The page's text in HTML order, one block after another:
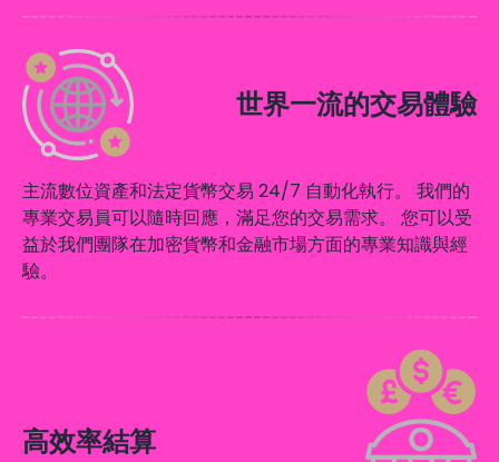
世界一流的交易體驗
主流數位資產和法定貨幣交易 24/7 自動化執行。 我們的
專業交易員可以隨時回應，滿足您的交易需求。 您可以受
益於我們團隊在加密貨幣和金融市場方面的專業知識與經
驗。
高效率結算